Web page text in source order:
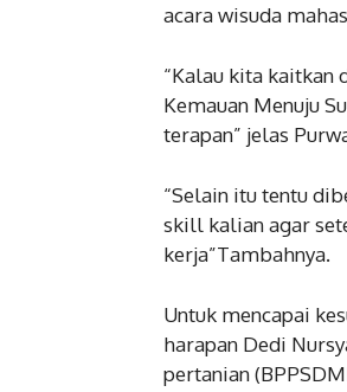
acara wisuda
“Kalau kita kaitkan
Kemauan Menuju
terapan” jelas
“Selain itu tentu
skill kalian agar
kerja”Tambahnya.
Untuk mencapai
harapan Dedi
pertanian